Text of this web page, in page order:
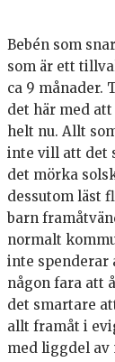
Bebén som
som är ett
ca 9 månader.
det här med
helt nu. Allt
inte vill att det
det mörka
dessutom läst
barn
normalt
inte spenderar
någon fara att
det smartare
allt framåt i
med liggdel av